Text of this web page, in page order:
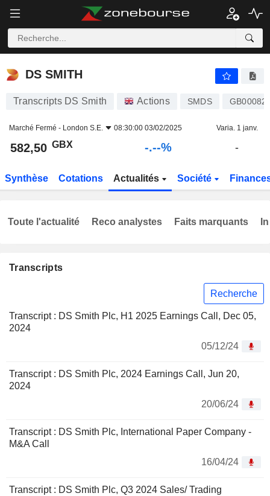
DS SMITH 582,50 p -
DS SMITH
Transcripts DS Smith Actions SMDS
Marché Fermé - London S.E. 08:30:00 03/02/2025 Varia. 1 janv.
582,50 GBX -.--% -
Synthèse Cotations Actualités Société
Transcripts
Recherche
Transcript : DS Smith Plc, H1 2025 Earnings Call, Dec 05,
2024
05/12/24
Transcript : DS Smith Plc, 2024 Earnings Call, Jun 20,
2024
20/06/24
Transcript : DS Smith Plc, International Paper Company -
M&A Call
16/04/24
Transcript : DS Smith Plc, Q3 2024 Sales/ Trading
Toute l'actualité Reco analystes Faits marquants